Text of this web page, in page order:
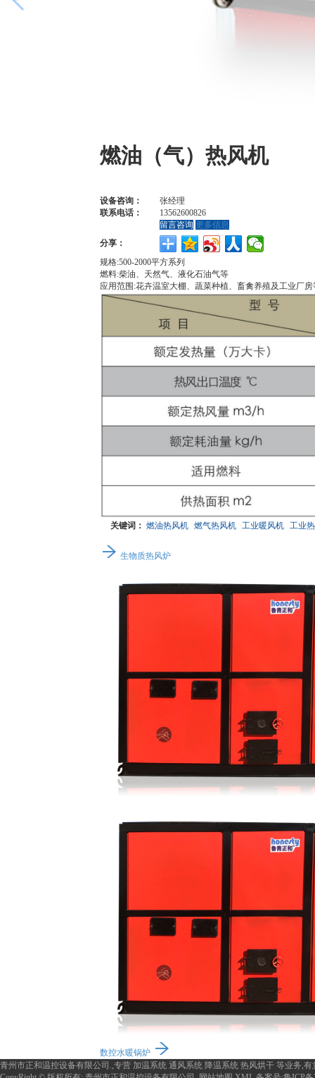
燃油（气）热风机
设备咨询：
张经理
联系电话：
13562600826
留言咨询 更多信息
分享：
规格:500-2000平方系列
燃料:柴油、天然气、液化石油气等
应用范围:花卉温室大棚、蔬菜种植、畜禽养殖及工业厂房
关键词： 燃油热风机 燃气热风机 工业暖风机 工业
生物质热风炉
数控水暖锅炉
青州市正和温控设备有限公司.,专营 加温系统 通风系统 降温系统 热风烘干 等业务,有